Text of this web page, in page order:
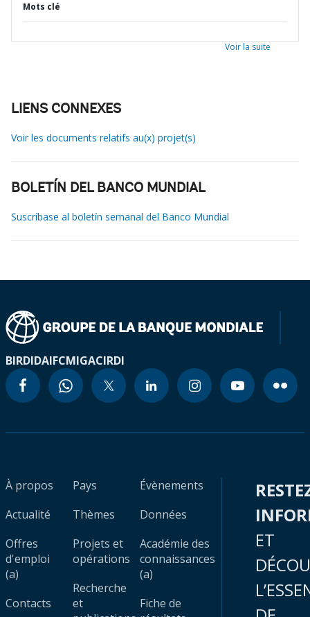
Mots clé
Voir la suite
LIENS CONNEXES
Voir les documents relatifs au(x) projet(s)
BOLETÍN DEL BANCO MUNDIAL
Suscríbase al boletín semanal del Banco Mundial
BIRDIDAIFCMIGACIRDI
À propos
Actualité
Offres
d'emploi
(a)
Contacts
Pays
Thèmes
Projets et
opérations
Recherche
et
Évènements
Données
Académie des
connaissances
(a)
Fiche de
ET